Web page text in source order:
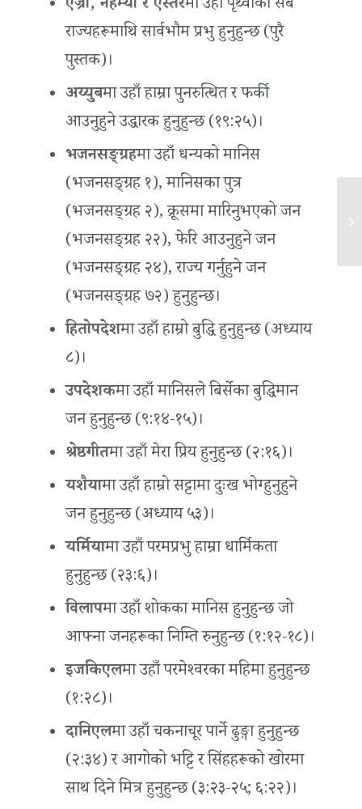
एज्रा, नेहम्या र एस्तरमा उहाँ पृथ्वीका सबै
राज्यहरूमाथि सार्वभौम प्रभु हुनुहुन्छ (पुरै
पुस्तक)।
अय्युबमा उहाँ हाम्रा पुनरुत्थित र फर्की
आउनुहुने उद्धारक हुनुहुन्छ (१९:२५)।
भजनसङ्ग्रहमा उहाँ धन्यको मानिस
(भजनसङ्ग्रह १), मानिसका पुत्र
(भजनसङ्ग्रह २), क्रूसमा मारिनुभएको जन
(भजनसङ्ग्रह २२), फेरि आउनुहुने जन
(भजनसङ्ग्रह २४), राज्य गर्नुहुने जन
(भजनसङ्ग्रह ७२) हुनुहुन्छ।
हितोपदेशमा उहाँ हाम्रो बुद्धि हुनुहुन्छ (अध्याय
८)।
उपदेशकमा उहाँ मानिसले बिर्सेका बुद्धिमान
जन हुनुहुन्छ (९:१४-१५)।
श्रेष्ठगीतमा उहाँ मेरा प्रिय हुनुहुन्छ (२:१६)।
यशैयामा उहाँ हाम्रो सट्टामा दुःख भोग्हुनुहुने
जन हुनुहुन्छ (अध्याय ५३)।
यर्मियामा उहाँ परमप्रभु हाम्रा धार्मिकता
हुनुहुन्छ (२३:६)।
विलापमा उहाँ शोकका मानिस हुनुहुन्छ जो
आफ्ना जनहरूका निम्ति रुनुहुन्छ (१:१२-१८)।
इजकिएलमा उहाँ परमेश्‍वरका महिमा हुनुहुन्छ
(१:२८)।
दानिएलमा उहाँ चकनाचूर पार्ने ढुङ्गा हुनुहुन्छ
(२:३४) र आगोको भट्टि र सिंहहरूको खोरमा
साथ दिने मित्र हुनुहुन्छ (३:२३-२५; ६:२२)।